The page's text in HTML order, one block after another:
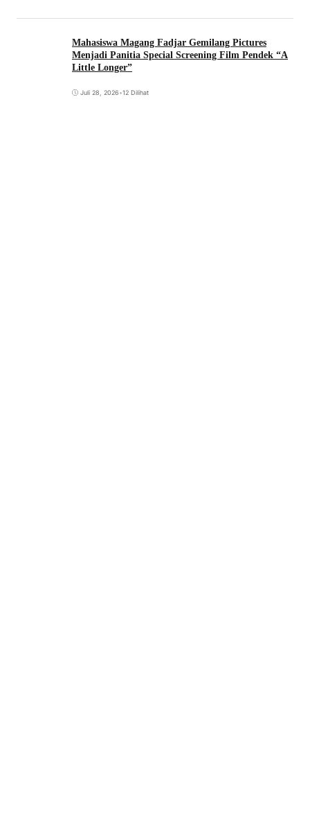
Mahasiswa Magang Fadjar Gemilang Pictures
Menjadi Panitia Special Screening Film Pendek “A
Little Longer”
Juli 28, 2026•12 Dilihat